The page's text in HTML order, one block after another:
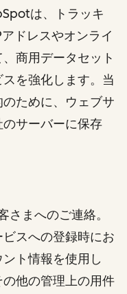
は、トラッキ
ドレスやオンライ
商用データセット
を強化します。当
ために、ウェブサ
サーバーに保存
さまへのご連絡。
スへの登録時にお
ト情報を使用し
他の管理上の用件